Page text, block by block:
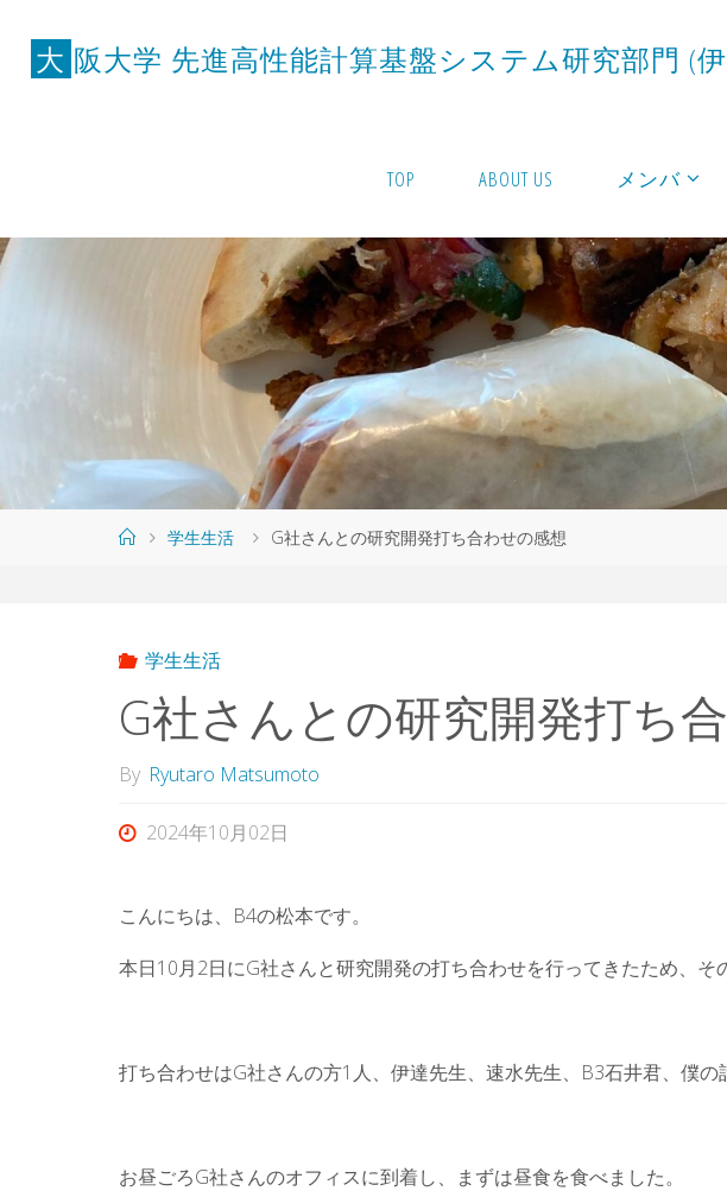
キ
大 阪大学 先進高性能計算基盤システム研究部門 (伊
TOP ABOUT US メンバ
ホ
学生生活 G社さんとの研究開発打ち合わせの感想
学生生活
G社さんとの研究開発打ち
By Ryutaro Matsumoto
2024年10月02日
こんにちは、B4の松本です。
本日10月2日にG社さんと研究開発の打ち合わせを行ってきたため、そ
打ち合わせはG社さんの方1人、伊達先生、速水先生、B3石井君、僕の
お昼ごろG社さんのオフィスに到着し、まずは昼食を食べました。